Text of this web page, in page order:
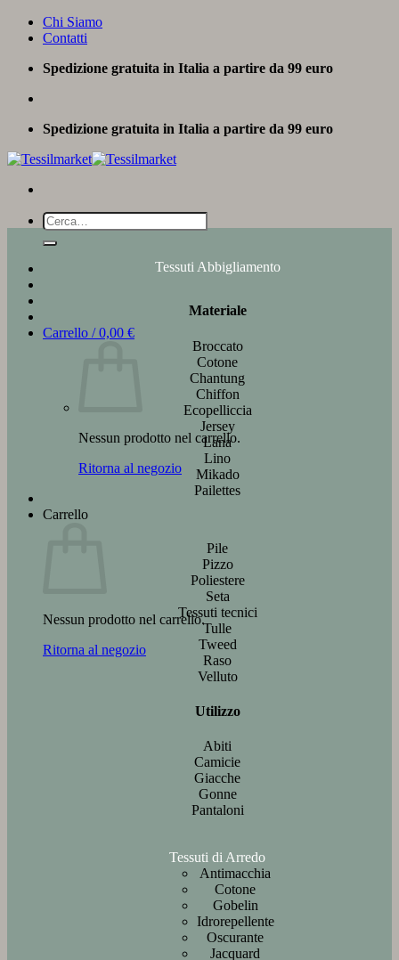
Salta
Chi Siamo
Contatti
Spedizione gratuita in Italia a partire da 99 euro
Spedizione gratuita in Italia a partire da 99 euro
Cerca:
Carrello /0,00 €
Nessun prodotto nel carrello.
Ritorna al negozio
Carrello
Nessun prodotto nel carrello.
Ritorna al negozio
Tessuti Abbigliamento
Materiale
Broccato
Cotone
Chantung
Chiffon
Ecopelliccia
Jersey
Lana
Lino
Mikado
Pailettes
Pile
Pizzo
Poliestere
Seta
Tessuti tecnici
Tulle
Tweed
Raso
Velluto
Utilizzo
Abiti
Camicie
Giacche
Gonne
Pantaloni
Tessuti di Arredo
Antimacchia
Cotone
Gobelin
Idrorepellente
Oscurante
Jacquard